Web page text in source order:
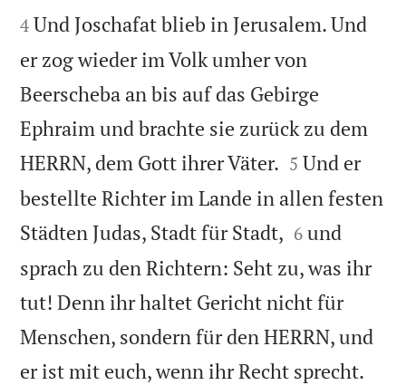


4 Und Joschafat blieb in Jerusalem. Und
er zog wieder im Volk umher von
Beerscheba an bis auf das Gebirge
Ephraim und brachte sie zurück zu dem
HERRN, dem Gott ihrer Väter. 

5 Und er
bestellte Richter im Lande in allen festen
Städten Judas, Stadt für Stadt, 

6 und
sprach zu den Richtern: Seht zu, was ihr
tut! Denn ihr haltet Gericht nicht für
Menschen, sondern für den HERRN, und
er ist mit euch, wenn ihr Recht sprecht.